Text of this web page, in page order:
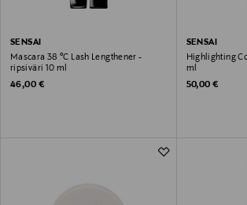
SENSAI
Mascara 38 °C Lash Lengthener -
ripsiväri 10 ml
Original Price
46,00 €
SENSAI
Highlighting
ml
Original Price
50,00 €